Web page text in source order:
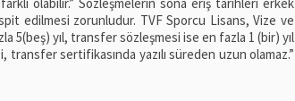
edilmesi zorunludur. TVF Sporcu Lisans, Vize ve
5(beş) yıl, transfer sözleşmesi ise en fazla 1 (bir) yıl
transfer sertifikasında yazılı süreden uzun olamaz.”